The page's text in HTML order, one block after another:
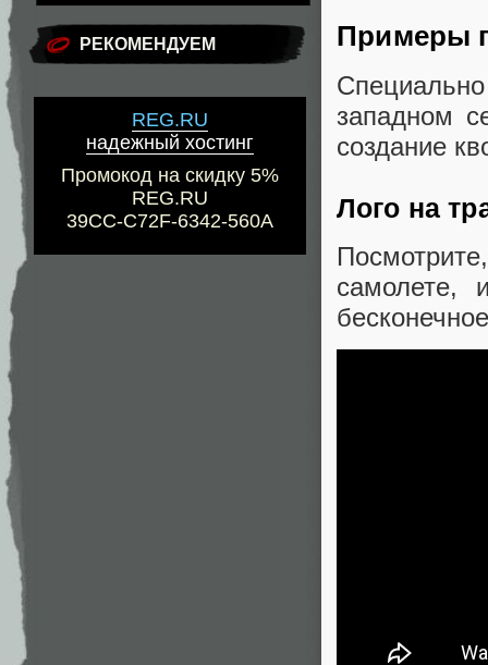
РЕКОМЕНДУЕМ
REG.RU
надежный хостинг
Промокод на скидку 5%
REG.RU
39CC-C72F-6342-560A
Примеры
западном
создание
Лого на
самолете,